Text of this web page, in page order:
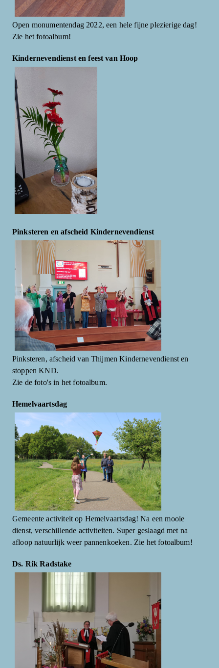
Open monumentendag 2022, een hele fijne plezierige dag!
Zie het fotoalbum!
Kindernevendienst en feest van Hoop
Pinksteren en afscheid Kindernevendienst
Pinksteren, afscheid van Thijmen Kindernevendienst en
stoppen KND.
Zie de foto's in het fotoalbum.
Hemelvaartsdag
Gemeente activiteit op Hemelvaartsdag! Na een mooie
dienst, verschillende activiteiten. Super geslaagd met na
afloop natuurlijk weer pannenkoeken. Zie het fotoalbum!
Ds. Rik Radstake